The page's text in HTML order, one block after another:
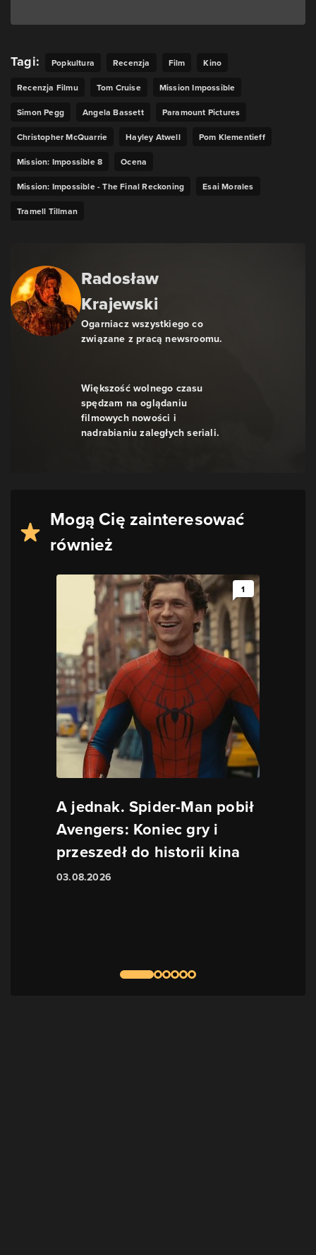
Tagi: Popkultura Recenzja Film Kino
Recenzja Filmu Tom Cruise Mission Impossible
Simon Pegg Angela Bassett Paramount Pictures
Christopher McQuarrie Hayley Atwell Pom Klementieff
Mission: Impossible 8 Ocena
Mission: Impossible - The Final Reckoning Esai Morales
Tramell Tillman
Radosław
Krajewski
Ogarniacz wszystkiego co
związane z pracą newsroomu.
Większość wolnego czasu
spędzam na oglądaniu
filmowych nowości i
nadrabianiu zaległych seriali.
Mogą Cię zainteresować
również
1
A jednak. Spider-Man pobił
Avengers: Koniec gry i
przeszedł do historii kina
03.08.2026